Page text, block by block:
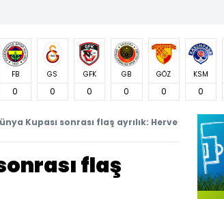
FB
0
GS
0
GFK
0
GB
0
GÖZ
0
KSM
0
Kupası sonrası flaş ayrılık: Herve
flaş